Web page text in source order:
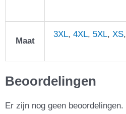
Maat
3XL, 4XL, 5XL, XS,
Beoordelingen
Er zijn nog geen beoordelingen.